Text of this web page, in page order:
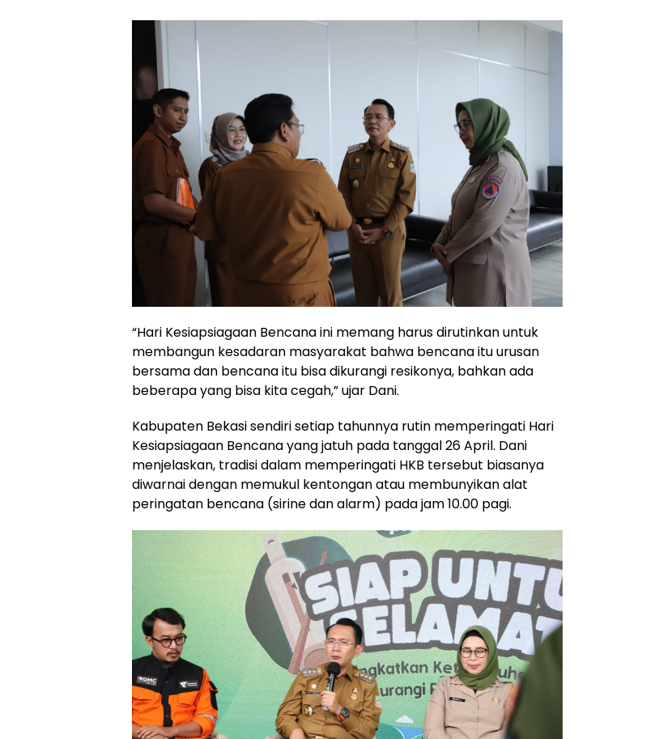
“Hari Kesiapsiagaan Bencana ini memang harus dirutinkan untuk
membangun kesadaran masyarakat bahwa bencana itu urusan
bersama dan bencana itu bisa dikurangi resikonya, bahkan ada
beberapa yang bisa kita cegah,” ujar Dani.
Kabupaten Bekasi sendiri setiap tahunnya rutin memperingati Hari
Kesiapsiagaan Bencana yang jatuh pada tanggal 26 April. Dani
menjelaskan, tradisi dalam memperingati HKB tersebut biasanya
diwarnai dengan memukul kentongan atau membunyikan alat
peringatan bencana (sirine dan alarm) pada jam 10.00 pagi.